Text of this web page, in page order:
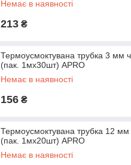
Немає в наявності
213 ₴
Термоусмоктувана трубка 3 мм
(пак. 1мx30шт) APRO
Немає в наявності
156 ₴
Термоусмоктувана трубка 12 мм
(пак. 1мx20шт) APRO
Немає в наявності